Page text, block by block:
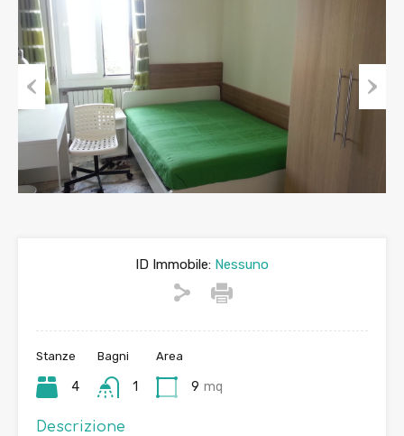
Previous
ID Immobile: Nessuno
Stanze
4
Bagni
1
Area
9 mq
Descrizione